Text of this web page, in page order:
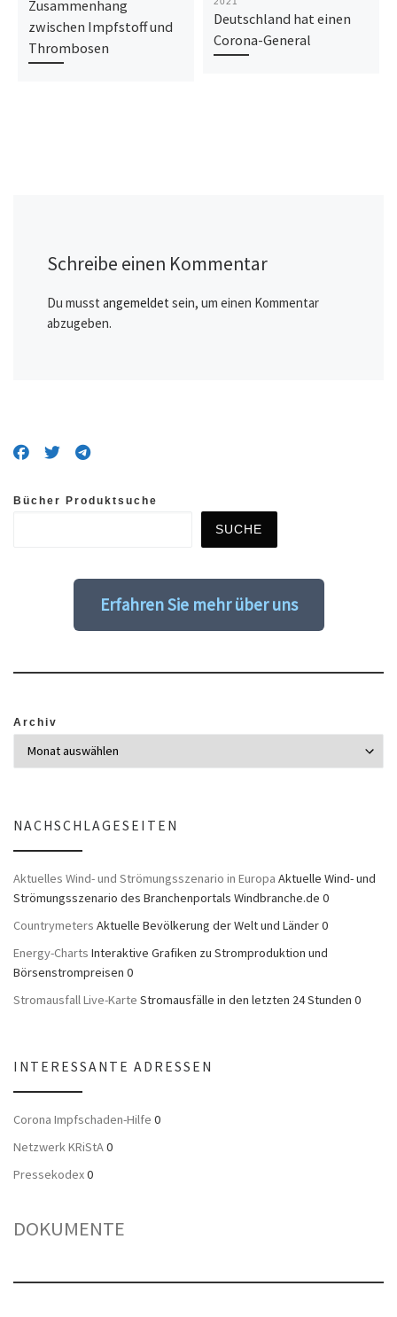
Zusammenhang
zwischen Impfstoff und
Thrombosen
Deutschland hat einen
Corona-General
Schreibe einen Kommentar
Du musst angemeldet sein, um einen Kommentar
abzugeben.
Bücher Produktsuche
SUCHE
Erfahren Sie mehr über uns
Archiv
NACHSCHLAGESEITEN
Aktuelles Wind- und Strömungsszenario in Europa Aktuelle Wind- und
Strömungsszenario des Branchenportals Windbranche.de 0
Countrymeters Aktuelle Bevölkerung der Welt und Länder 0
Energy-Charts Interaktive Grafiken zu Stromproduktion und
Börsenstrompreisen 0
Stromausfall Live-Karte Stromausfälle in den letzten 24 Stunden 0
INTERESSANTE ADRESSEN
Corona Impfschaden-Hilfe 0
Netzwerk KRiStA0
Pressekodex0
DOKUMENTE